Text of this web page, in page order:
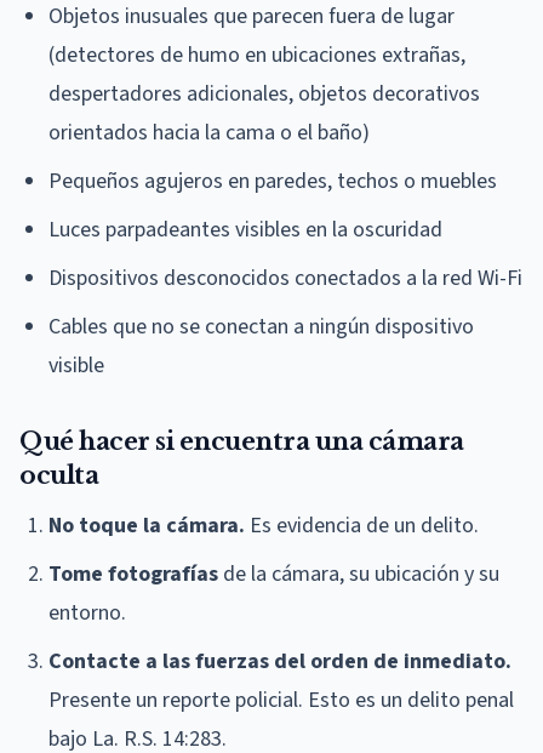
Objetos inusuales que parecen fuera de lugar
(detectores de humo en ubicaciones extrañas,
despertadores adicionales, objetos decorativos
orientados hacia la cama o el baño)
Pequeños agujeros en paredes, techos o muebles
Luces parpadeantes visibles en la oscuridad
Dispositivos desconocidos conectados a la red Wi-Fi
Cables que no se conectan a ningún dispositivo
visible
Qué hacer si encuentra una cámara
oculta
No toque la cámara. Es evidencia de un delito.
Tome fotografías de la cámara, su ubicación y su
entorno.
Contacte a las fuerzas del orden de inmediato.
Presente un reporte policial. Esto es un delito penal
bajo La. R.S. 14:283.